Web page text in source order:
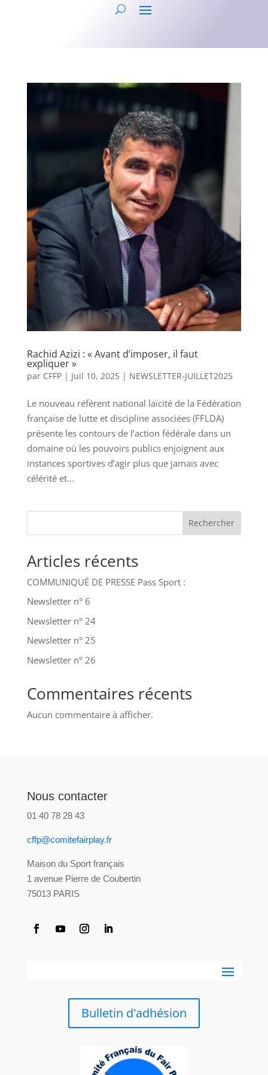
Rachid Azizi : « Avant d’imposer, il faut
expliquer »
par CFFP| Juil 10, 2025| NEWSLETTER-JUILLET2025
Le nouveau référent national laïcité de la Fédération
française de lutte et discipline associées (FFLDA)
présente les contours de l’action fédérale dans un
domaine où les pouvoirs publics enjoignent aux
instances sportives d’agir plus que jamais avec
célérité et...
Rechercher
Articles récents
COMMUNIQUÉ DE PRESSE Pass Sport :
Newsletter n° 6
Newsletter n° 24
Newsletter n° 25
Newsletter n° 26
Commentaires récents
Aucun commentaire à afficher.
Nous contacter
01 40 78 28 43
cffp@comitefairplay.fr
Maison du Sport français
1 avenue Pierre de Coubertin
75013 PARIS
Bulletin d'adhésion